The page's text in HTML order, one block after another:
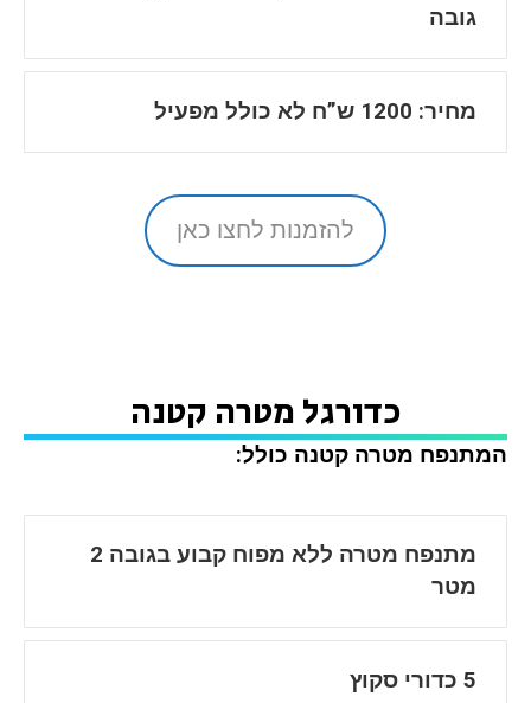
גובה
מחיר: 1200 ש”ח לא כולל מפעיל
להזמנות לחצו כאן
כדורגל מטרה קטנה
המתנפח מטרה קטנה כולל:
מתנפח מטרה ללא מפוח קבוע בגובה 2
מטר
5 כדורי סקוץ